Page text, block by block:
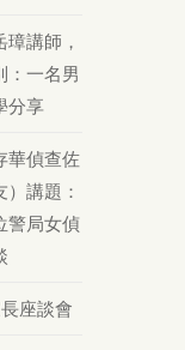
璋講師，
：一名男
分享
華偵查佐
）講題：
警局女偵
座談會